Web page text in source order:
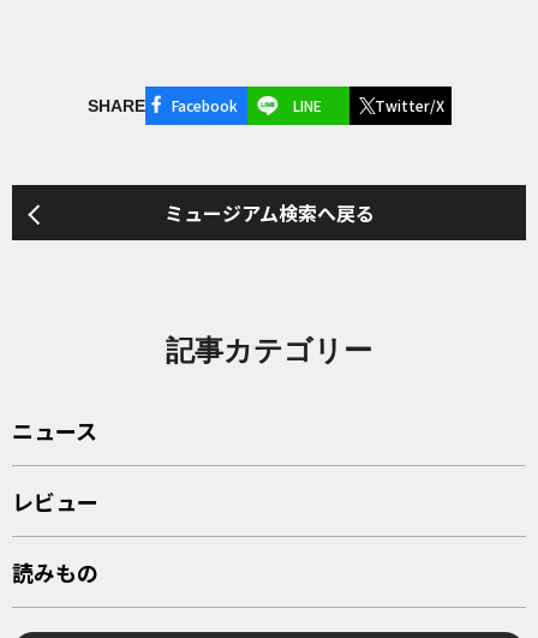
SHARE Facebook LINE Twitter/X
ミュージアム検索へ戻る
記事カテゴリー
ニュース
レビュー
読みもの